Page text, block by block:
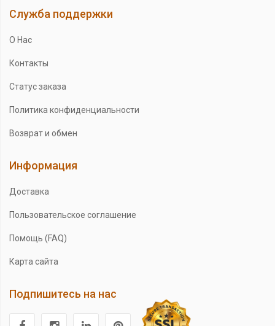
Служба поддержки
О Нас
Контакты
Статус заказа
Политика конфиденциальности
Возврат и обмен
Информация
Доставка
Пользовательское соглашение
Помощь (FAQ)
Карта сайта
Подпишитесь на нас